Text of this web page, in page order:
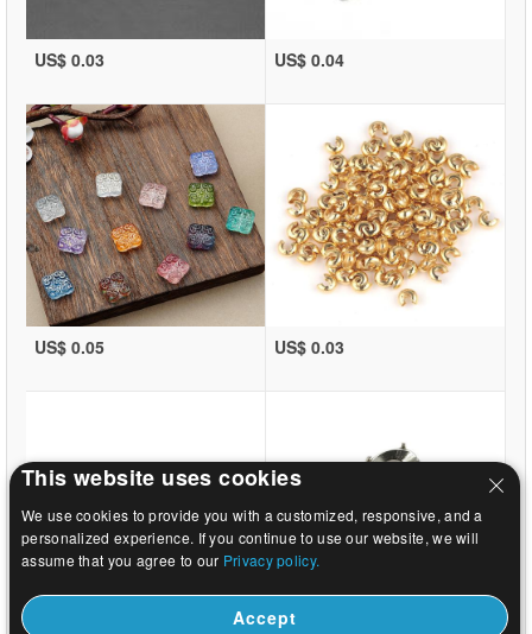
US$ 0.03 US$ 0.04
US$ 0.05 US$ 0.03
This website uses cookies
We use cookies to provide you with a customized, responsive, and a
personalized experience. If you continue to use our website, we will
assume that you agree to our Privacy policy.
Accept